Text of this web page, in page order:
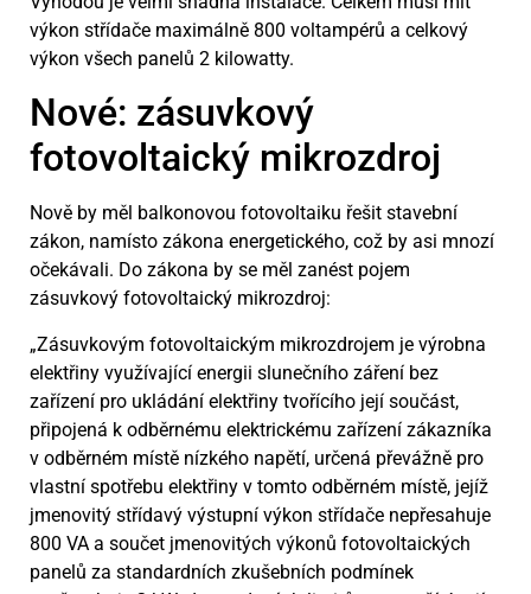
výkon střídače maximálně 800 voltampérů a celkový
výkon všech panelů 2 kilowatty.
Nové: zásuvkový
fotovoltaický mikrozdroj
Nově by měl balkonovou fotovoltaiku řešit stavební
zákon, namísto zákona energetického, což by asi mnozí
očekávali. Do zákona by se měl zanést pojem
zásuvkový fotovoltaický mikrozdroj:
„Zásuvkovým fotovoltaickým mikrozdrojem je výrobna
elektřiny využívající energii slunečního záření bez
zařízení pro ukládání elektřiny tvořícího její součást,
připojená k odběrnému elektrickému zařízení zákazníka
v odběrném místě nízkého napětí, určená převážně pro
vlastní spotřebu elektřiny v tomto odběrném místě, jejíž
jmenovitý střídavý výstupní výkon střídače nepřesahuje
800 VA a součet jmenovitých výkonů fotovoltaických
panelů za standardních zkušebních podmínek